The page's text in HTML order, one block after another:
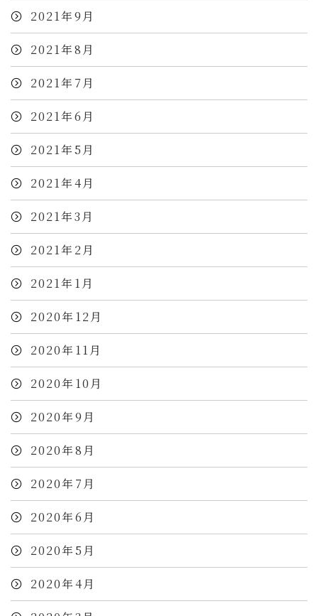
2021年9月
2021年8月
2021年7月
2021年6月
2021年5月
2021年4月
2021年3月
2021年2月
2021年1月
2020年12月
2020年11月
2020年10月
2020年9月
2020年8月
2020年7月
2020年6月
2020年5月
2020年4月